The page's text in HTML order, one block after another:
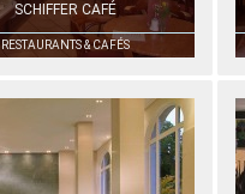
SCHIFFER CAFÉ
RESTAURANTS & CAFÉS